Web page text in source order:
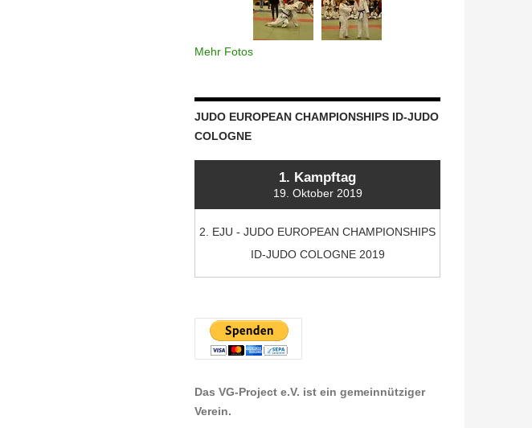
Mehr Fotos
JUDO EUROPEAN CHAMPIONSHIPS ID-JUDO
COLOGNE
1. Kampftag
19. Oktober 2019
2. EJU - JUDO EUROPEAN CHAMPIONSHIPS
ID-JUDO COLOGNE 2019
Das VG-Project e.V. ist ein gemeinnütziger
Verein.